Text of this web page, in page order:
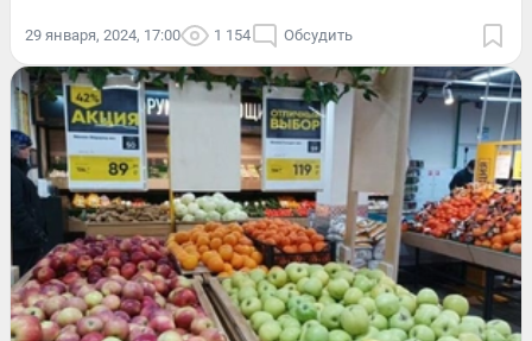
29 января, 2024, 17:00 1 154 Обсудить